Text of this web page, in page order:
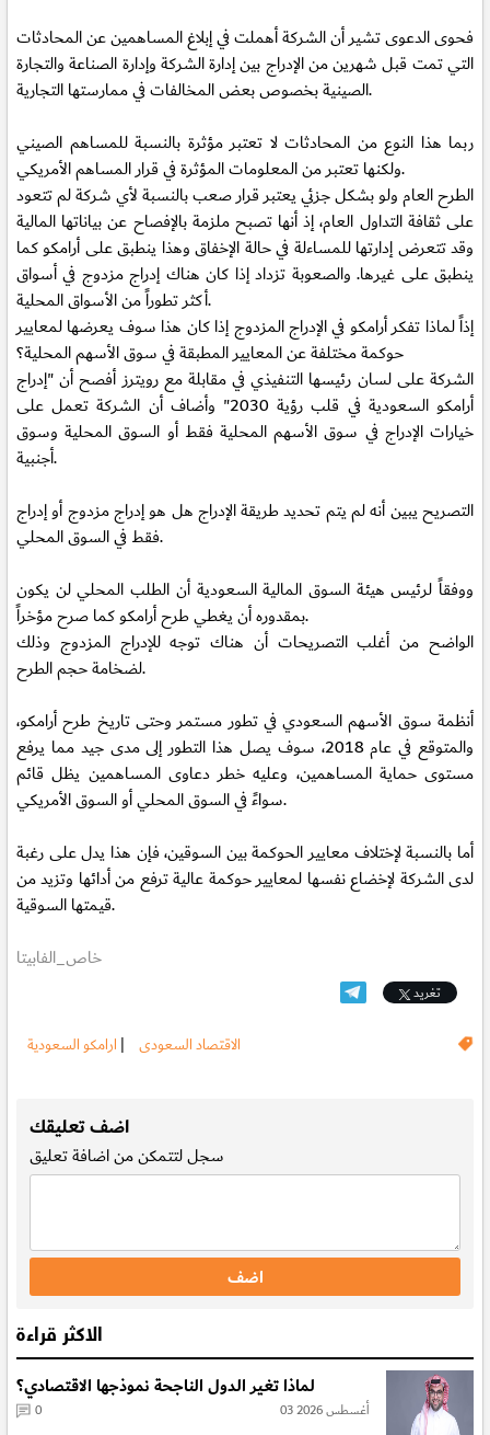
فحوى الدعوى تشير أن الشركة أهملت في إبلاغ المساهمين عن المحادثات
التي تمت قبل شهرين من الإدراج بين إدارة الشركة وإدارة الصناعة والتجارة
الصينية بخصوص بعض المخالفات في ممارستها التجارية.
ربما هذا النوع من المحادثات لا تعتبر مؤثرة بالنسبة للمساهم الصيني
ولكنها تعتبر من المعلومات المؤثرة في قرار المساهم الأمريكي.
الطرح العام ولو بشكل جزئي يعتبر قرار صعب بالنسبة لأي شركة لم تتعود
على ثقافة التداول العام، إذ أنها تصبح ملزمة بالإفصاح عن بياناتها المالية
وقد تتعرض إدارتها للمساءلة في حالة الإخفاق وهذا ينطبق على أرامكو كما
ينطبق على غيرها. والصعوبة تزداد إذا كان هناك إدراج مزدوج في أسواق
أكثر تطوراً من الأسواق المحلية.
إذاً لماذا تفكر أرامكو في الإدراج المزدوج إذا كان هذا سوف يعرضها لمعايير
حوكمة مختلفة عن المعايير المطبقة في سوق الأسهم المحلية؟
الشركة على لسان رئيسها التنفيذي في مقابلة مع رويترز أفصح أن "إدراج
أرامكو السعودية في قلب رؤية 2030" وأضاف أن الشركة تعمل على
خيارات الإدراج في سوق الأسهم المحلية فقط أو السوق المحلية وسوق
أجنبية.
التصريح يبين أنه لم يتم تحديد طريقة الإدراج هل هو إدراج مزدوج أو إدراج
فقط في السوق المحلي.
ووفقاً لرئيس هيئة السوق المالية السعودية أن الطلب المحلي لن يكون
بمقدوره أن يغطي طرح أرامكو كما صرح مؤخراً.
الواضح من أغلب التصريحات أن هناك توجه للإدراج المزدوج وذلك
لضخامة حجم الطرح.
أنظمة سوق الأسهم السعودي في تطور مستمر وحتى تاريخ طرح أرامكو،
والمتوقع في عام 2018، سوف يصل هذا التطور إلى مدى جيد مما يرفع
مستوى حماية المساهمين، وعليه خطر دعاوى المساهمين يظل قائم
سواءً في السوق المحلي أو السوق الأمريكي.
أما بالنسبة لإختلاف معايير الحوكمة بين السوقين، فإن هذا يدل على رغبة
لدى الشركة لإخضاع نفسها لمعايير حوكمة عالية ترفع من أدائها وتزيد من
قيمتها السوقية.
خاص_الفابيتا
تغريد
الاقتصاد السعودى | ارامكو السعودية
اضف تعليقك
سجللتتمكن من اضافة تعليق
الاكثر قراءة
لماذا تغير الدول الناجحة نموذجها الاقتصادي؟
03 أغسطس 2026 0